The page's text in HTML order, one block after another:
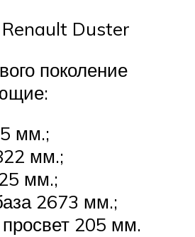
Duster
поколение
мм.;
мм.;
мм.;
2673 мм.;
205 мм.